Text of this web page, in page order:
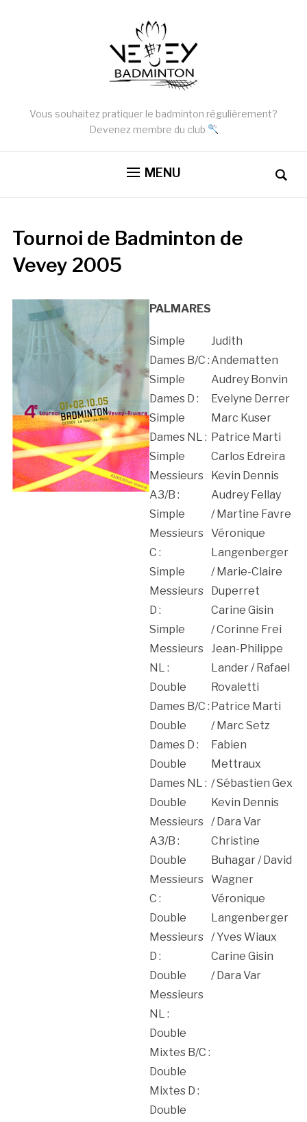
Vous souhaitez pratiquer le badminton régulièrement?
Devenez membre du club
MENU
Tournoi de Badminton de
Vevey 2005
PALMARES
Simple
Dames B/C :
Simple
Dames D :
Simple
Dames NL :
Simple
Messieurs
A3/B :
Simple
Messieurs
C :
Simple
Messieurs
D :
Simple
Messieurs
NL :
Double
Dames B/C :
Double
Dames D :
Double
Dames NL :
Double
Messieurs
A3/B :
Double
Messieurs
C :
Double
Messieurs
D :
Double
Messieurs
NL :
Double
Mixtes B/C :
Double
Mixtes D :
Double
Judith
Andematten
Audrey Bonvin
Evelyne Derrer
Marc Kuser
Patrice Marti
Carlos Edreira
Kevin Dennis
Audrey Fellay
/ Martine Favre
Véronique
Langenberger
/ Marie-Claire
Duperret
Carine Gisin
/ Corinne Frei
Jean-Philippe
Lander / Rafael
Rovaletti
Patrice Marti
/ Marc Setz
Fabien
Mettraux
/ Sébastien Gex
Kevin Dennis
/ Dara Var
Christine
Buhagar / David
Wagner
Véronique
Langenberger
/ Yves Wiaux
Carine Gisin
/ Dara Var